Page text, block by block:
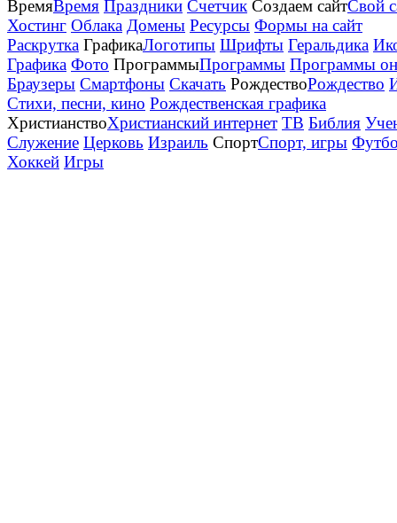
ВремяВремя Праздники Счетчик Создаем сайтСвой
Хостинг Облака Домены Ресурсы Формы на сайт
Раскрутка ГрафикаЛоготипы Шрифты Геральдика
Графика Фото ПрограммыПрограммы Программы
Браузеры Смартфоны Скачать РождествоРождество
Стихи, песни, кино Рождественская графика
ХристианствоХристианский интернет ТВ Библия
Служение Церковь Израиль СпортСпорт, игры
Хоккей Игры